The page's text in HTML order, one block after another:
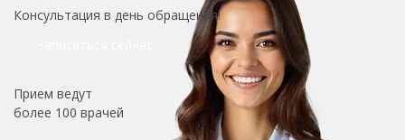
Консультация в день обращения!
Прием ведут
более 100 врачей